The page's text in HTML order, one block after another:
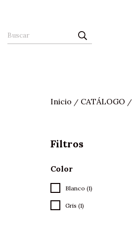
Inicio / CATÁLOGO /
Filtros
Color
Blanco (1)
Gris (1)